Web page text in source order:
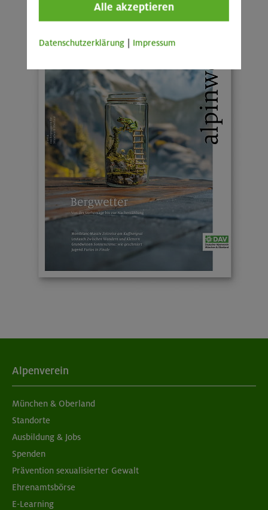
Alpenverein
München & Oberland
Standorte
Ausbildung & Jobs
Spenden
Prävention sexualisierter Gewalt
Ehrenamtsbörse
E-Learning
Alle akzeptieren
Datenschutzerklärung Impressum